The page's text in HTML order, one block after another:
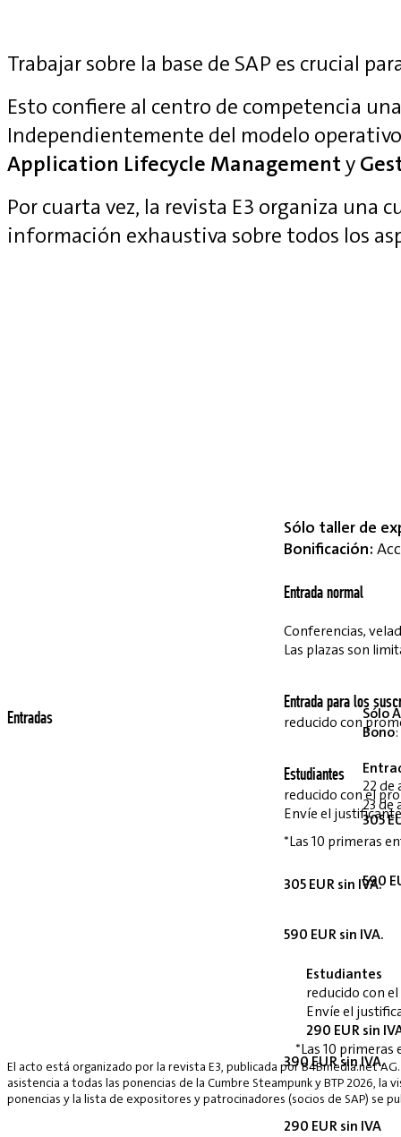
Trabajar sobre la base de SAP es crucial
Esto confiere al centro de competencia
Independientemente del modelo
Application Lifecycle Managementy
Por cuarta vez, la revista E3 organiza una
información exhaustiva sobre todos los
Sólo taller de
Bonificación:
Entrada normal
Conferencias,
Las plazas son
Entrada para los
reducido con
Estudiantes
reducido con el
Envíe el
*Las 10 primeras
305 EUR sin IVA.
590 EUR sin IVA.
390 EUR sin IVA.
290 EUR sin IVA
Entradas
Sólo
Bono:
22 de
23 de
305
590
Estudiantes
reducido con
Envíe el
290 EUR sin
*Las 10
El acto está organizado por la revista E3, publicada por B4Bmedia.net
asistencia a todas las ponencias de la Cumbre Steampunk y BTP 2026,
ponencias y la lista de expositores y patrocinadores (socios de SAP) se